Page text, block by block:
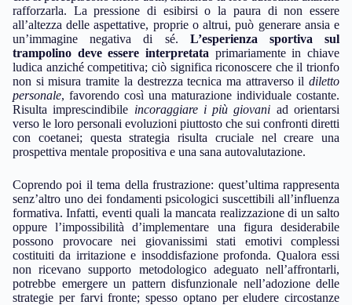
rafforzarla. La pressione di esibirsi o la paura di non essere
all’altezza delle aspettative, proprie o altrui, può generare ansia e
un’immagine negativa di sé. L’esperienza sportiva sul
trampolino deve essere interpretata primariamente in chiave
ludica anziché competitiva; ciò significa riconoscere che il trionfo
non si misura tramite la destrezza tecnica ma attraverso il diletto
personale, favorendo così una maturazione individuale costante.
Risulta imprescindibile incoraggiare i più giovani ad orientarsi
verso le loro personali evoluzioni piuttosto che sui confronti diretti
con coetanei; questa strategia risulta cruciale nel creare una
prospettiva mentale propositiva e una sana autovalutazione.
Coprendo poi il tema della frustrazione: quest’ultima rappresenta
senz’altro uno dei fondamenti psicologici suscettibili all’influenza
formativa. Infatti, eventi quali la mancata realizzazione di un salto
oppure l’impossibilità d’implementare una figura desiderabile
possono provocare nei giovanissimi stati emotivi complessi
costituiti da irritazione e insoddisfazione profonda. Qualora essi
non ricevano supporto metodologico adeguato nell’affrontarli,
potrebbe emergere un pattern disfunzionale nell’adozione delle
strategie per farvi fronte; spesso optano per eludere circostanze